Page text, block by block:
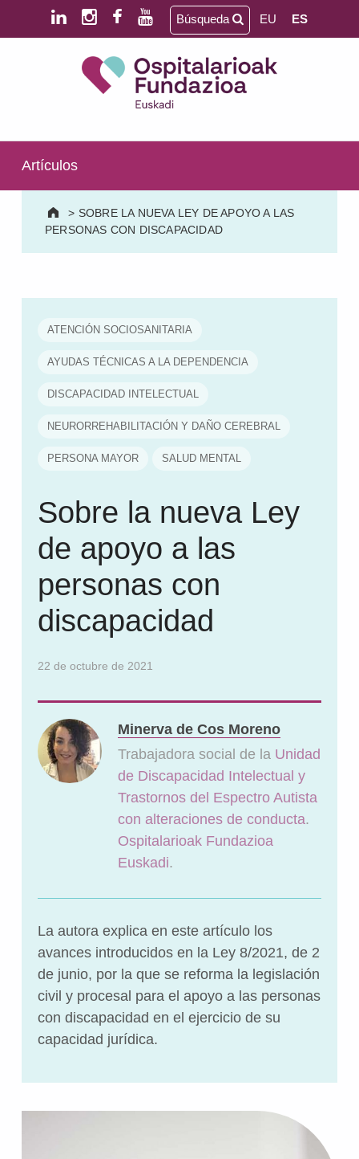
Saltar al contenido principal
Saltar al pie de página
SALUD MENTAL | DISCAPACIDAD INTELECTUAL | NEURORREHABILITACIÓN Y DAÑO CEREBRAL | PERSONA MAYOR
Búsqueda EU ES
Artículos
> SOBRE LA NUEVA LEY DE APOYO A LAS
PERSONAS CON DISCAPACIDAD
ATENCIÓN SOCIOSANITARIA
AYUDAS TÉCNICAS A LA DEPENDENCIA
DISCAPACIDAD INTELECTUAL
NEURORREHABILITACIÓN Y DAÑO CEREBRAL
PERSONA MAYOR SALUD MENTAL
Sobre la nueva Ley
de apoyo a las
personas con
discapacidad
22 de octubre de 2021
Minerva de Cos Moreno
Trabajadora social de la Unidad
de Discapacidad Intelectual y
Trastornos del Espectro Autista
con alteraciones de conducta.
Ospitalarioak Fundazioa
Euskadi.
La autora explica en este artículo los
avances introducidos en la Ley 8/2021, de 2
de junio, por la que se reforma la legislación
civil y procesal para el apoyo a las personas
con discapacidad en el ejercicio de su
capacidad jurídica.